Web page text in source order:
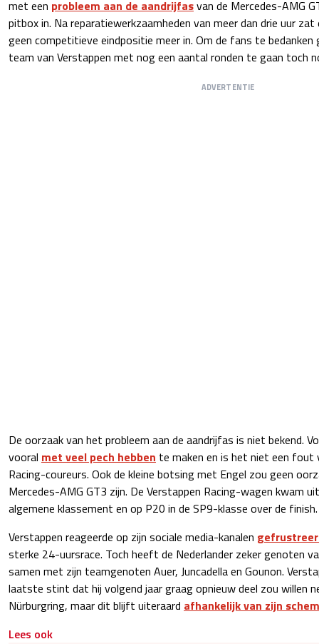
met een probleem aan de aandrijfasvan de Mercedes-AMG
pitbox in. Na reparatiewerkzaamheden van meer dan drie uur
geen competitieve eindpositie meer in. Om de fans te
team van Verstappen met nog een aantal ronden te gaan toch
ADVERTENTIE
De oorzaak van het probleem aan de aandrijfas is niet bekend.
vooral met veel pech hebben te maken en is het niet een fout
Racing-coureurs. Ook de kleine botsing met Engel zou geen
Mercedes-AMG GT3 zijn. De Verstappen Racing-wagen kwam
algemene klassement en op P20 in de SP9-klasse over de finish.
Verstappen reageerde op zijn sociale media-kanalen
sterke 24-uursrace. Toch heeft de Nederlander zeker genoten
samen met zijn teamgenoten Auer, Juncadella en Gounon.
laatste stint dat hij volgend jaar graag opnieuw deel zou willen
Nürburgring, maar dit blijft uiteraard afhankelijk van zijn
Lees ook